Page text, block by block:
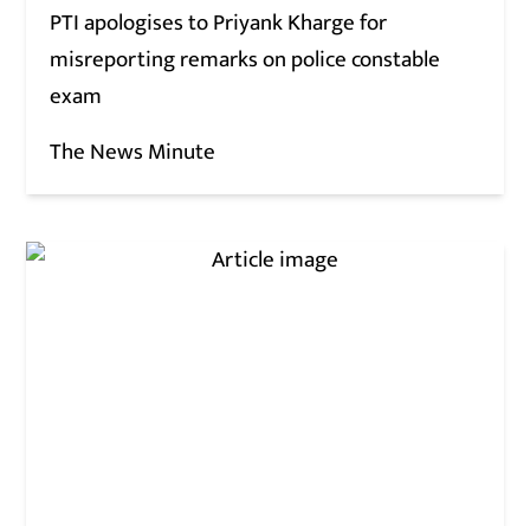
PTI apologises to Priyank Kharge for
misreporting remarks on police constable
exam
The News Minute